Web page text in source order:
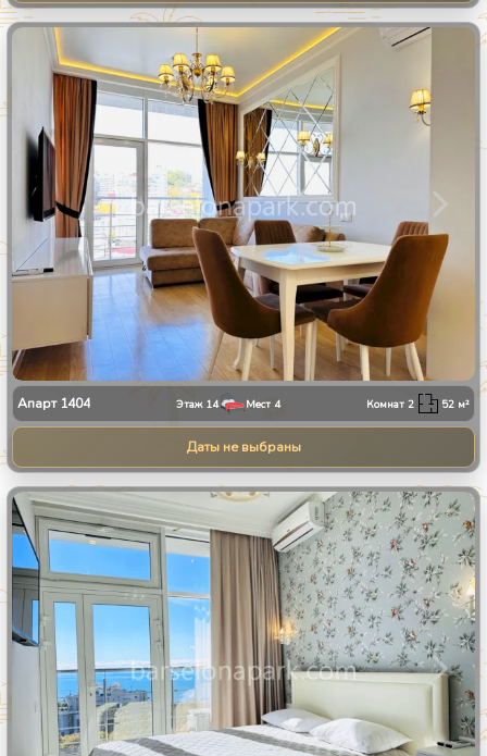
Апарт 1404 Этаж 14 Мест 4 Комнат2 52 м²
Даты не выбраны